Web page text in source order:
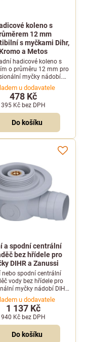
koleno s
12 mm
s myčkami Dihr,
Kromo a Metos
hadicové koleno s
o průměru 12 mm pro
myčky nádobí.
se značkami Dihr,
Kromo a Metos.
u dodavatele
478 Kč
395 Kč bez DPH
Do košíku
a spodní centrální
bez hřídele pro
DIHR a Zanussi
nebo spodní centrální
vody bez hřídele pro
myčky nádobí DIHR
Vhodný pro modely
DS, GS, HT a další.
u dodavatele
1 137 Kč
940 Kč bez DPH
Do košíku